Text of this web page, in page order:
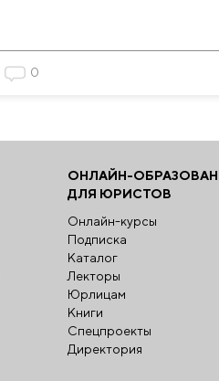
0
ОНЛАЙН-
ДЛЯ ЮРИСТОВ
Онлайн-курсы
Подписка
Каталог
Лекторы
Юрлицам
Книги
Спецпроекты
Директория